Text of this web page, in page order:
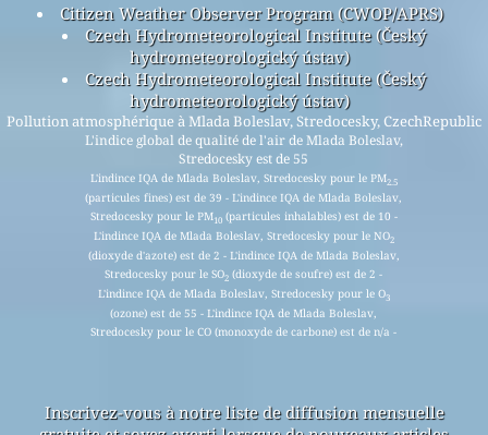
Citizen Weather Observer Program (CWOP/APRS)
Czech Hydrometeorological Institute (Český
hydrometeorologický ústav)
Czech Hydrometeorological Institute (Český
hydrometeorologický ústav)
Pollution atmosphérique à Mlada Boleslav, Stredocesky, CzechRepublic
L'indice global de qualité de l'air de Mlada Boleslav,
Stredocesky est de 55
L'indince IQA de Mlada Boleslav, Stredocesky pour le PM2.5
(particules fines) est de 39 - L'indince IQA de Mlada Boleslav,
Stredocesky pour le PM10(particules inhalables) est de 10 -
L'indince IQA de Mlada Boleslav, Stredocesky pour le NO2
(dioxyde d'azote) est de 2 - L'indince IQA de Mlada Boleslav,
Stredocesky pour le SO2 (dioxyde de soufre) est de 2 -
L'indince IQA de Mlada Boleslav, Stredocesky pour le O3
(ozone) est de 55 - L'indince IQA de Mlada Boleslav,
Stredocesky pour le CO (monoxyde de carbone) est de n/a -
Inscrivez-vous à notre liste de diffusion mensuelle